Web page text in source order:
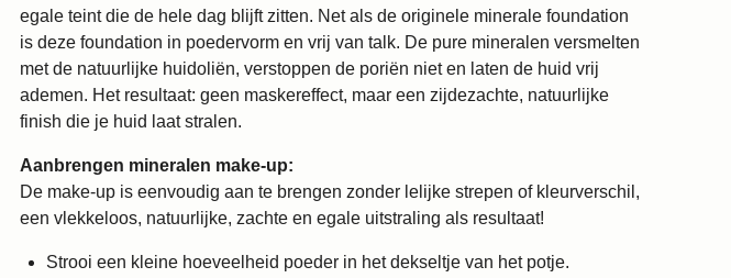
egale teint die de hele dag blijft zitten. Net als de originele minerale foundation
is deze foundation in poedervorm en vrij van talk. De pure mineralen versmelten
met de natuurlijke huidoliën, verstoppen de poriën niet en laten de huid vrij
ademen. Het resultaat: geen maskereffect, maar een zijdezachte, natuurlijke
finish die je huid laat stralen.
Aanbrengen mineralen make-up:
De make-up is eenvoudig aan te brengen zonder lelijke strepen of kleurverschil,
een vlekkeloos, natuurlijke, zachte en egale uitstraling als resultaat!
Strooi een kleine hoeveelheid poeder in het dekseltje van het potje.